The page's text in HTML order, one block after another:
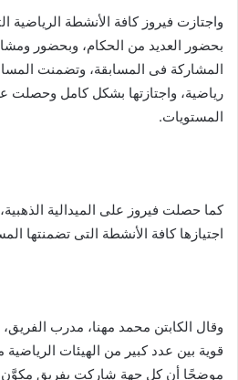
واجتازت فيروز كافة الأنشطة الرياضية
بحضور العديد من الحكام، وبحضور
رياضية، واجتازتها بشكل كامل وحصلت
المستويات.
كما حصلت فيروز على الميدالية
اجتيازها كافة الأنشطة التى تضمنتها
وقال الكابتن محمد مهنا، مدرب
قوية بين عدد كبير من الهيئات الرياضية